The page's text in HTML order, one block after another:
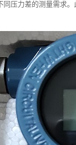
压力差的测量需求